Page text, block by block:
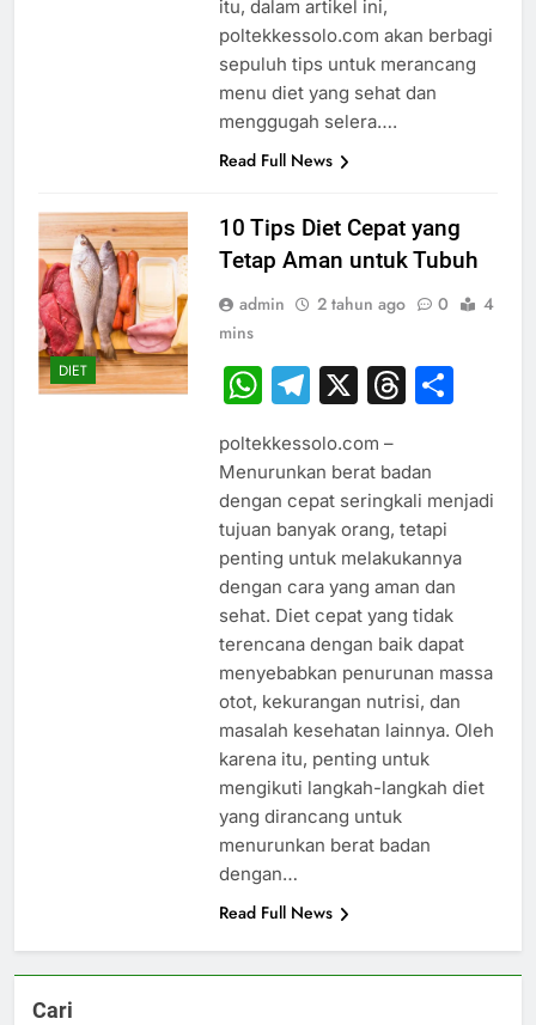
itu, dalam artikel ini,
poltekkessolo.com akan berbagi
sepuluh tips untuk merancang
menu diet yang sehat dan
menggugah selera….
Read Full News
DIET
10 Tips Diet Cepat yang
Tetap Aman untuk Tubuh
admin 2 tahun ago 0
4
mins
WhatsApp
Telegram
X
poltekkessolo.com –
Menurunkan berat badan
dengan cepat seringkali menjadi
tujuan banyak orang, tetapi
penting untuk melakukannya
dengan cara yang aman dan
sehat. Diet cepat yang tidak
terencana dengan baik dapat
menyebabkan penurunan massa
otot, kekurangan nutrisi, dan
masalah kesehatan lainnya. Oleh
karena itu, penting untuk
mengikuti langkah-langkah diet
yang dirancang untuk
menurunkan berat badan
dengan…
Read Full News
Cari